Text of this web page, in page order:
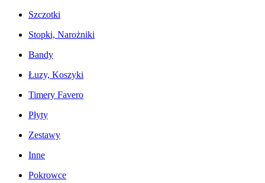
Szczotki
Stopki, Narożniki
Bandy
Łuzy, Koszyki
Timery Favero
Płyty
Zestawy
Inne
Pokrowce